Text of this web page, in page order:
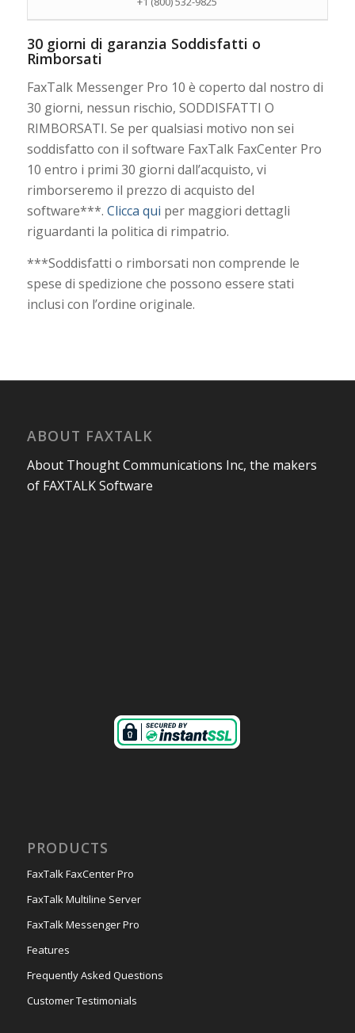
30 giorni di garanzia Soddisfatti o
Rimborsati
FaxTalk Messenger Pro 10 è coperto dal nostro di
30 giorni, nessun rischio, SODDISFATTI O
RIMBORSATI. Se per qualsiasi motivo non sei
soddisfatto con il software FaxTalk FaxCenter Pro
10 entro i primi 30 giorni dall’acquisto, vi
rimborseremo il prezzo di acquisto del
software***. Clicca qui per maggiori dettagli
riguardanti la politica di rimpatrio.
***Soddisfatti o rimborsati non comprende le
spese di spedizione che possono essere stati
inclusi con l’ordine originale.
ABOUT FAXTALK
About Thought Communications Inc, the makers
of FAXTALK Software
PRODUCTS
FaxTalk FaxCenter Pro
FaxTalk Multiline Server
FaxTalk Messenger Pro
Features
Frequently Asked Questions
Customer Testimonials